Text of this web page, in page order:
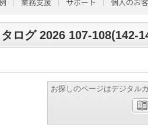
ログ 2026 107-108(142-
お探しのページはデジタル